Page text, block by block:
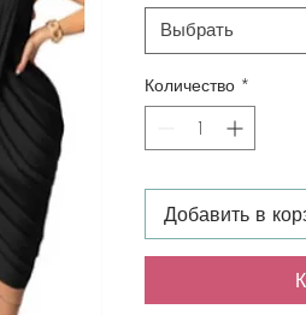
Выбрать
Количество *
Добавить в